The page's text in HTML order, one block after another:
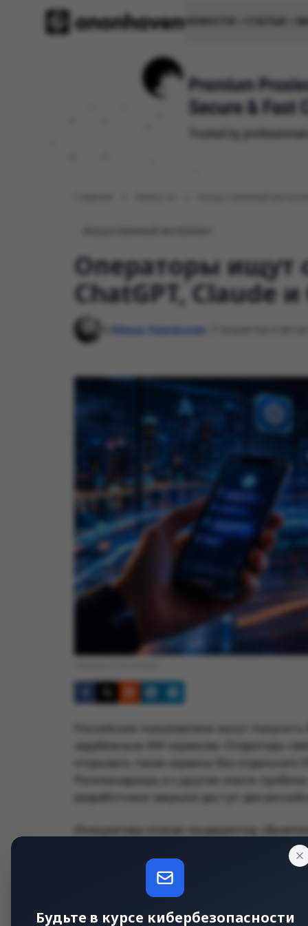
НОВОСТИ
Операторы ищут
ChatGPT, Claude
Маша Даровская
Российские пользователи могут
открывать такие сервисы без
Роскомнадзора, а о другом классе
разработчики закрыли доступ для
Инициативу описал гендиректор
котором доступ к таким ресурсам может
подключает услугу у оператора и
утверждается, заинтересовала и других
Технически это похоже на управляемый
Будьте в курсе кибербезопасности